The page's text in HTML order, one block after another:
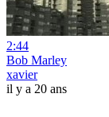
2:44
Bob Marley
xavier
il y a 20 ans